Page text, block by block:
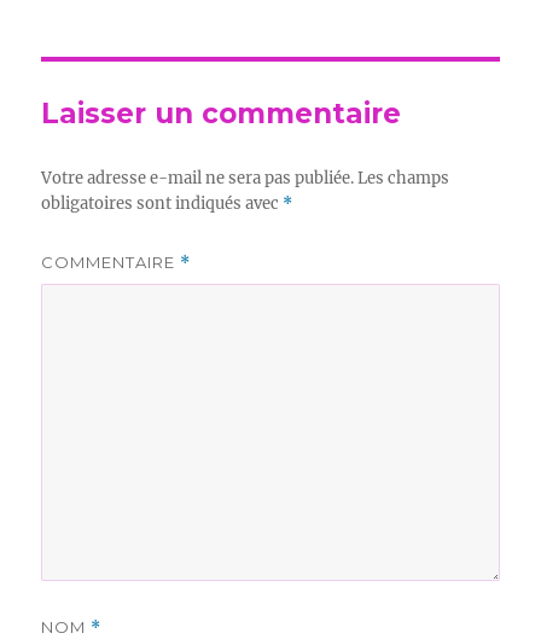
Laisser un commentaire
Votre adresse e-mail ne sera pas publiée. Les champs
obligatoires sont indiqués avec *
COMMENTAIRE *
NOM *